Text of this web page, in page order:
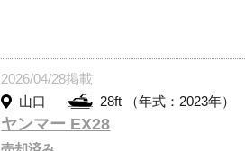
2026/04/28掲載
山口
28ft （年式：2023年）
ヤンマー EX28